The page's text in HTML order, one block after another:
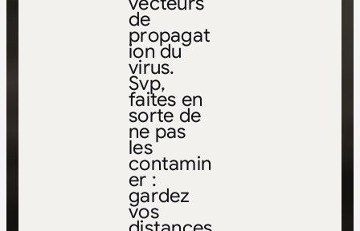
de
propagat
ion du
virus.
Svp,
faites en
sorte de
ne pas
les
contamin
er :
gardez
vos